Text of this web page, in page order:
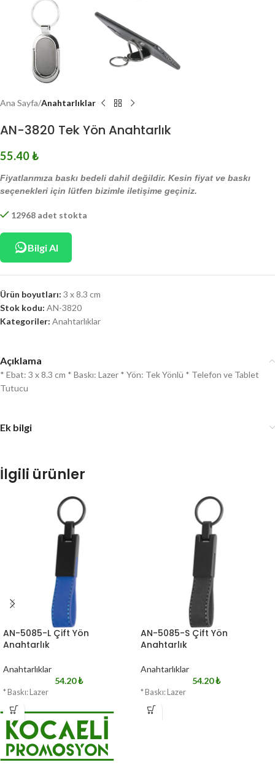
Ana Sayfa Anahtarlıklar
AN-3820 Tek Yön Anahtarlık
55.40₺
Fiyatlarımıza baskı bedeli dahil değildir. Kesin fiyat ve baskı
seçenekleri için lütfen bizimle iletişime geçiniz.
12968 adet stokta
Bilgi Al
Ürün boyutları: 3 x 8.3 cm
Stok kodu: AN-3820
Kategoriler: Anahtarlıklar
Açıklama
* Ebat: 3 x 8.3 cm * Baskı: Lazer * Yön: Tek Yönlü * Telefon ve Tablet
Tutucu
Ek bilgi
İlgili ürünler
AN-5085-L Çift Yön
Anahtarlık
Anahtarlıklar
54.20₺
* Baskı: Lazer
AN-5085-S Çift Yön
Anahtarlık
Anahtarlıklar
54.20₺
* Baskı: Lazer